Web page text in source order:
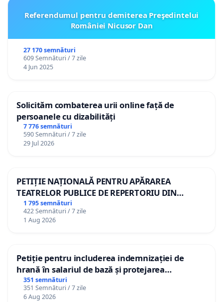
Referendumul pentru demiterea Preşedintelui
României Nicusor Dan
27 170 semnături
609 Semnături / 7 zile
4 Jun 2025
Solicităm combaterea urii online față de
persoanele cu dizabilități
7 776 semnături
590 Semnături / 7 zile
29 Jul 2026
PETIȚIE NAȚIONALĂ PENTRU APĂRAREA
TEATRELOR PUBLICE DE REPERTORIU DIN
ROMÂNIA
1 795 semnături
422 Semnături / 7 zile
1 Aug 2026
Petiție pentru includerea indemnizației de
hrană în salariul de bază și protejarea
gradațiilor de vechime pentru asistenții
personali
351 semnături
351 Semnături / 7 zile
6 Aug 2026